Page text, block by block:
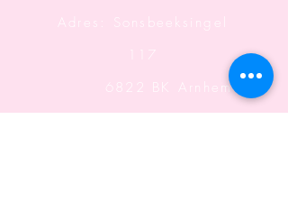
Adres: Sonsbeeksingel
117
6822 BK Arnhem